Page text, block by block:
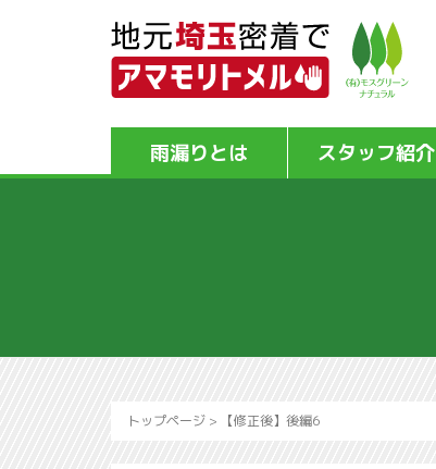
雨漏りとは スタッフ紹介
トップページ > 【修正後】後編6